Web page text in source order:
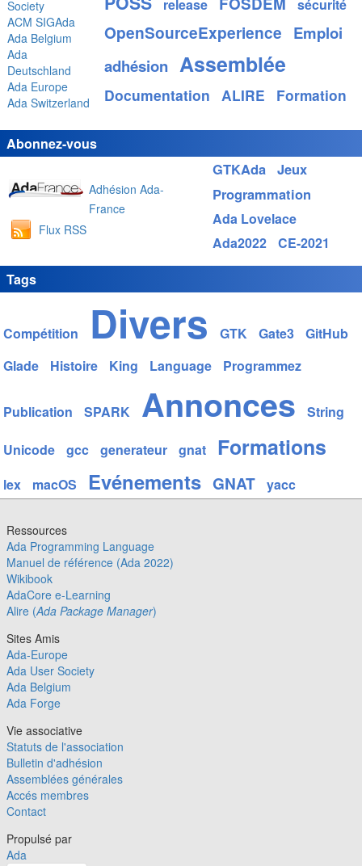
Society
ACM SIGAda
Ada Belgium
Ada
Deutschland
Ada Europe
Ada Switzerland
Abonnez-vous
Adhésion Ada-
France
Flux RSS
Tags
release sécurité
OpenSourceExperience Emploi
adhésion Assemblée
Documentation ALIRE Formation
GTKAda Jeux
Programmation
Ada Lovelace
Ada2022
CE-2021
Compétition Divers GTK Gate3
GitHub
Glade
Histoire King Language Programmez
Publication SPARK Annonces String
Unicode gcc generateur gnat Formations
lex macOS Evénements GNAT yacc
Ressources
Ada Programming Language
Manuel de référence (Ada 2022)
Wikibook
AdaCore e-Learning
Alire (Ada Package Manager)
Sites Amis
Ada-Europe
Ada User Society
Ada Belgium
Ada Forge
Vie associative
Statuts de l'association
Bulletin d'adhésion
Assemblées générales
Accés membres
Contact
Propulsé par
Ada